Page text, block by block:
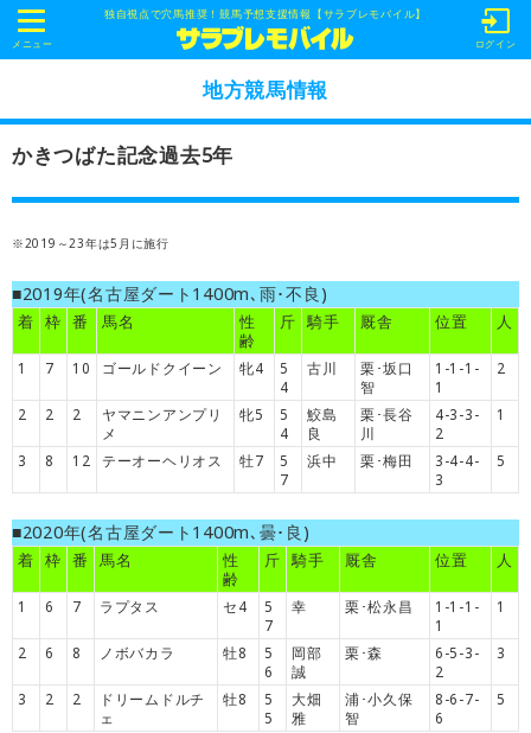
独自視点で穴馬推奨！競馬予想支援情報【サラブレモバイル】
t
o
g
e
a
v
g
t
n
メニュー ログイン
地方競馬情報
かきつばた記念過去5年
※2019～23年は5月に施行
■2019年(名古屋ダート1400m､雨･不良)
着 枠 番 馬名
性
齢
斤 騎手 厩舎 位置 人
1 7 10 ゴールドクイーン 牝4
5
4
古川
栗･坂口
智
1-1-1-
1
2
2 2 2
ヤマニンアンプリ
メ
牝5
5
4
鮫島
良
栗･長谷
川
4-3-3-
2
1
3 8 12 テーオーヘリオス 牡7
5
7
浜中 栗･梅田
3-4-4-
3
5
■2020年(名古屋ダート1400m､曇･良)
着 枠 番 馬名
性
齢
斤 騎手 厩舎 位置 人
1 6 7 ラプタス セ4
5
7
幸 栗･松永昌
1-1-1-
1
1
2 6 8 ノボバカラ 牡8
5
6
岡部
誠
栗･森
6-5-3-
2
3
3 2 2
ドリームドルチ
ェ
牡8
5
5
大畑
雅
浦･小久保
智
8-6-7-
6
5